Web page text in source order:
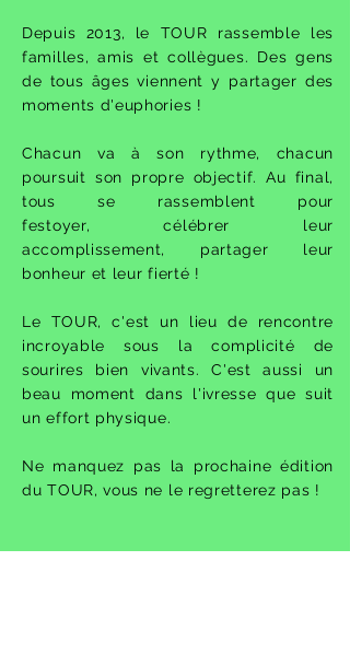
Depuis 2013, le TOUR rassemble les
familles, amis et collègues. Des gens
de tous âges viennent y partager des
moments d'euphories !
Chacun va à son rythme, chacun
poursuit son propre objectif. Au final,
tous se rassemblent pour
festoyer,célébrer leur
accomplissement, partager leur
bonheur et leur fierté !
Le TOUR, c'est un lieu de rencontre
incroyable sous la complicité de
sourires bien vivants. C'est aussi un
beau moment dans l'ivresse que suit
un effort physique.
Ne manquez pas la prochaine édition
du TOUR, vous ne le regretterez pas !